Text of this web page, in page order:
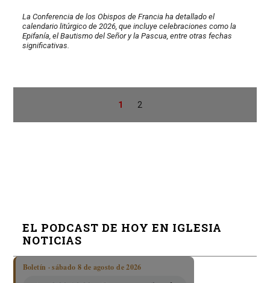
La Conferencia de los Obispos de Francia ha detallado el
calendario litúrgico de 2026, que incluye celebraciones como la
Epifanía, el Bautismo del Señor y la Pascua, entre otras fechas
significativas.
1 2
EL PODCAST DE HOY EN IGLESIA
NOTICIAS
Boletín · sábado 8 de agosto de 2026